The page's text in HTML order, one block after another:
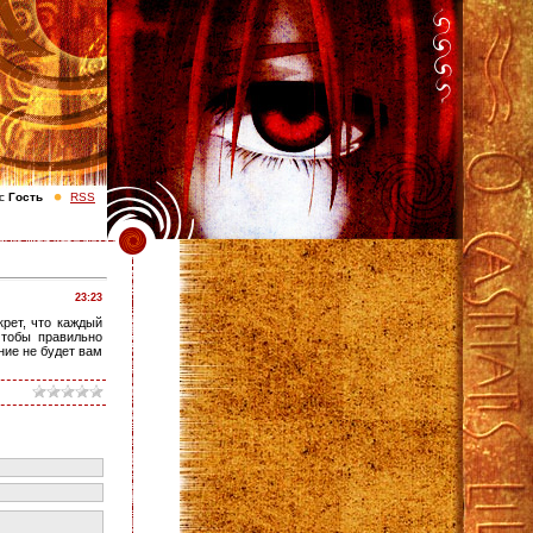
Гость RSS
23:23
что каждый
правильно
не будет вам